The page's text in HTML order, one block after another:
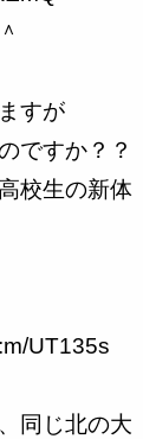
すが
ですか？？
校生の新体
UT135s
同じ北の大